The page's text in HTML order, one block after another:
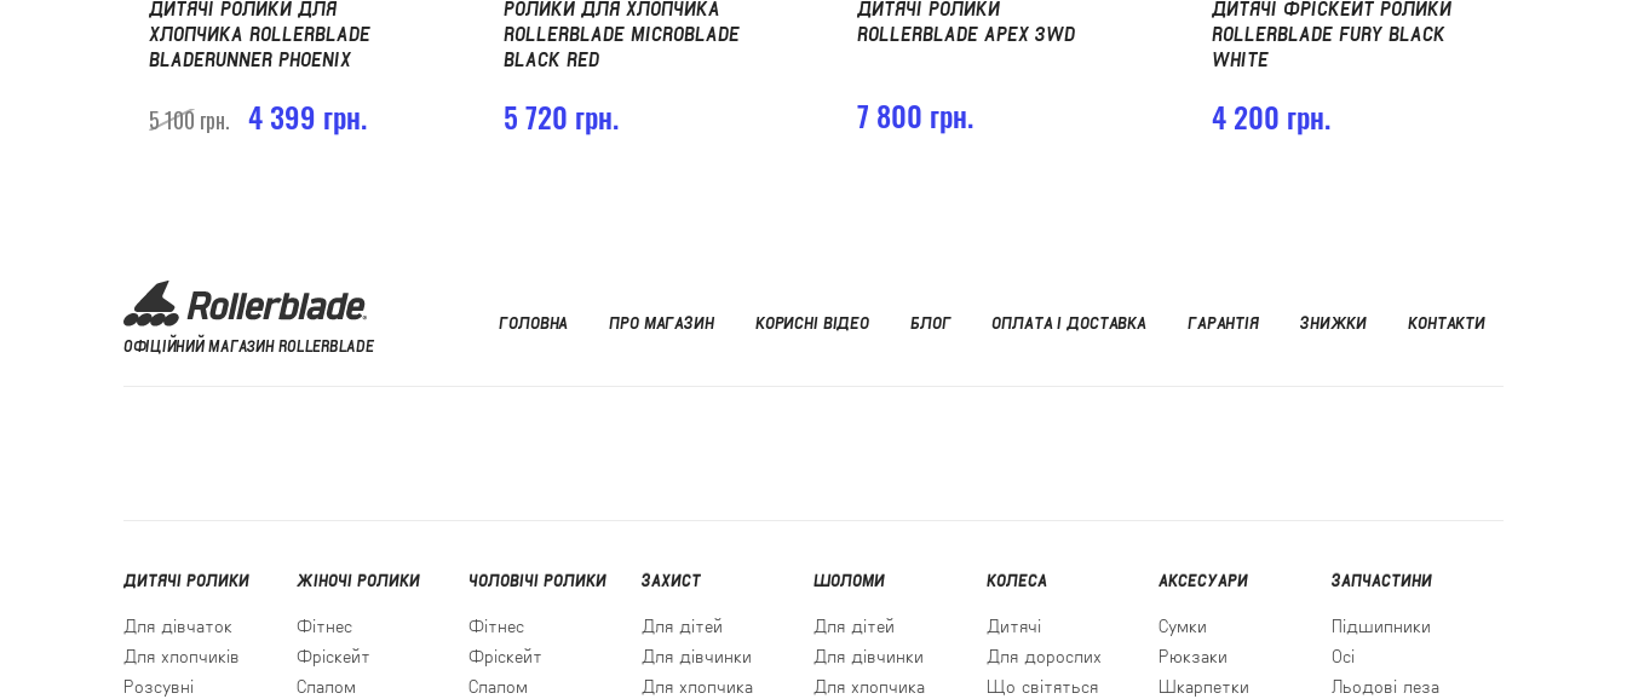
ДИТЯЧІ РОЛИКИ ДЛЯ
ХЛОПЧИКА ROLLERBLADE
BLADERUNNER PHOENIX
5 100 грн. 4 399 грн.
РОЛИКИ ДЛЯ ХЛОПЧИКА
ROLLERBLADE MICROBLADE
BLACK RED
5 720 грн.
ДИТЯЧІ РОЛИКИ
ROLLERBLADE APEX 3WD
7 800 грн.
ДИТЯЧІ ФРІСКЕЙТ РОЛИКИ
ROLLERBLADE FURY BLACK
WHITE
4 200 грн.
ОФІЦІЙНИЙ МАГАЗИН ROLLERBLADE
ГОЛОВНА ПРО МАГАЗИН КОРИСНІ ВІДЕО БЛОГ ОПЛАТА І ДОСТАВКА ГАРАНТІЯ ЗНИЖКИ КОНТАКТИ
ДИТЯЧІ РОЛИКИ
Для дівчаток
Для хлопчиків
Розсувні
ЖІНОЧІ РОЛИКИ
Фітнес
Фріскейт
Слалом
ЧОЛОВІЧІ РОЛИКИ
Фітнес
Фріскейт
Слалом
ЗАХИСТ
Для дітей
Для дівчинки
Для хлопчика
ШОЛОМИ
Для дітей
Для дівчинки
Для хлопчика
КОЛЕСА
Дитячі
Для дорослих
Що світяться
АКСЕСУАРИ
Сумки
Рюкзаки
Шкарпетки
ЗАПЧАСТИНИ
Підшипники
Осі
Льодові леза